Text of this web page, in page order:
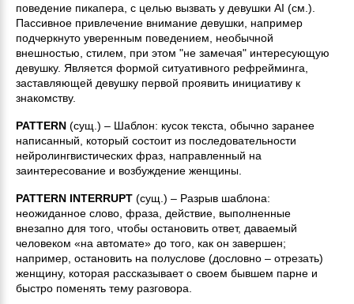
поведение пикапера, с целью вызвать у девушки AI (см.).
Пассивное привлечение внимание девушки, например
подчеркнуто уверенным поведением, необычной
внешностью, стилем, при этом "не замечая" интересующую
девушку. Является формой ситуативного рефрейминга,
заставляющей девушку первой проявить инициативу к
знакомству.
PATTERN (сущ.) – Шаблон: кусок текста, обычно заранее
написанный, который состоит из последовательности
нейролингвистических фраз, направленный на
заинтересование и возбуждение женщины.
PATTERN INTERRUPT (сущ.) – Разрыв шаблона:
неожиданное слово, фраза, действие, выполненные
внезапно для того, чтобы остановить ответ, даваемый
человеком «на автомате» до того, как он завершен;
например, остановить на полуслове (дословно – отрезать)
женщину, которая рассказывает о своем бывшем парне и
быстро поменять тему разговора.